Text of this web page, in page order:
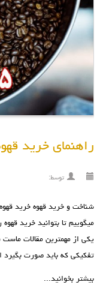
راهنمای خرید
توسط:
میگوییم تا بتوانید خرید
يکي از مهمترين مقالات ماست
تفکيکي که بايد صورت
بیشتر بخوانید...